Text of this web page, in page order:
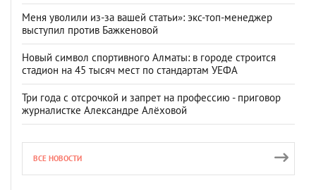
Меня уволили из-за вашей статьи»: экс-топ-менеджер
выступил против Бажкеновой
Новый символ спортивного Алматы: в городе строится
стадион на 45 тысяч мест по стандартам УЕФА
Три года с отсрочкой и запрет на профессию - приговор
журналистке Александре Алёховой
ВСЕ НОВОСТИ